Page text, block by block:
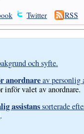
Twitter RSS
och syfte.
anordnareav personlig
inför valet av anordnare.
assistanssorterade
.